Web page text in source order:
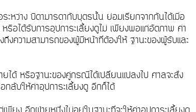
ะหว่าง บิดามารดากับบุตรนั้น ย่อมเรียกจากกันได้เมื่อ
รือได้รับการอุปการะเลี้ยงดูไม่ เพียงพอแก่อัตภาพ ค่า
งความสามารถของผู้มีหน้าที่ต้องให้ ฐานะของผู้รับและ
ด้ หรือฐานะของคู่กรณีได้เปลี่ยนแปลงไป ศาลจะสั่ง
กลับให้ค่าอุปการะเลี้ยงดู อีกก็ได้